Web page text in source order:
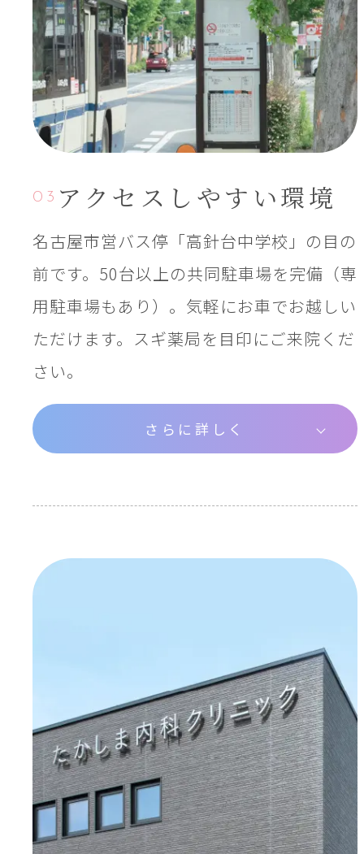
03 アクセス しやすい環境
名古屋市営バス停「高針台中学校」の目の
前です。50台以上の共同駐車場を完備（専
用駐車場もあり）。気軽にお車でお越しい
ただけます。スギ薬局を目印にご来院くだ
さい。
さらに詳しく